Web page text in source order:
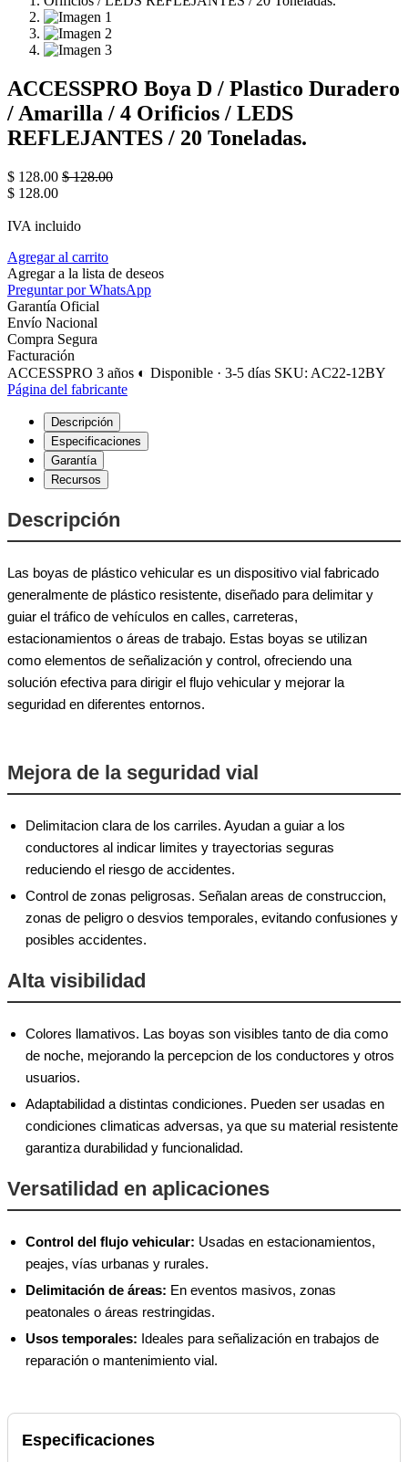
ACCESSPRO Boya D / Plastico Duradero
/ Amarilla / 4 Orificios / LEDS
REFLEJANTES / 20 Toneladas.
$ 128.00 $128.00
$ 128.00
IVA incluido
Agregar al carrito
Agregar a la lista de deseos
Preguntar por WhatsApp
Garantía Oficial
Envío Nacional
Compra Segura
Facturación
ACCESSPRO 3 años ◐ Disponible · 3-5 días SKU: AC22-12BY
Página del fabricante
Descripción
Especificaciones
Garantía
Recursos
Descripción
Las boyas de plástico vehicular es un dispositivo vial fabricado
generalmente de plástico resistente, diseñado para delimitar y
guiar el tráfico de vehículos en calles, carreteras,
estacionamientos o áreas de trabajo. Estas boyas se utilizan
como elementos de señalización y control, ofreciendo una
solución efectiva para dirigir el flujo vehicular y mejorar la
seguridad en diferentes entornos.
Mejora de la seguridad vial
Delimitacion clara de los carriles. Ayudan a guiar a los
conductores al indicar limites y trayectorias seguras
reduciendo el riesgo de accidentes.
Control de zonas peligrosas. Señalan areas de construccion,
zonas de peligro o desvios temporales, evitando confusiones y
posibles accidentes.
Alta visibilidad
Colores llamativos. Las boyas son visibles tanto de dia como
de noche, mejorando la percepcion de los conductores y otros
usuarios.
Adaptabilidad a distintas condiciones. Pueden ser usadas en
condiciones climaticas adversas, ya que su material resistente
garantiza durabilidad y funcionalidad.
Versatilidad en aplicaciones
Control del flujo vehicular: Usadas en estacionamientos,
peajes, vías urbanas y rurales.
Delimitación de áreas: En eventos masivos, zonas
peatonales o áreas restringidas.
Usos temporales: Ideales para señalización en trabajos de
reparación o mantenimiento vial.
Especificaciones